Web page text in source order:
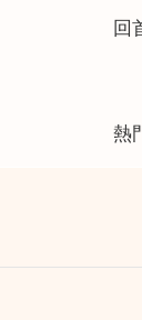
回
熱